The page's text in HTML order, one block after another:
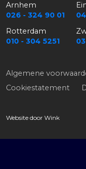
Arnhem
026 - 324 90 01
Rotterdam
010 - 304 5251
Algemene
Cookiestatement
Website door Wink